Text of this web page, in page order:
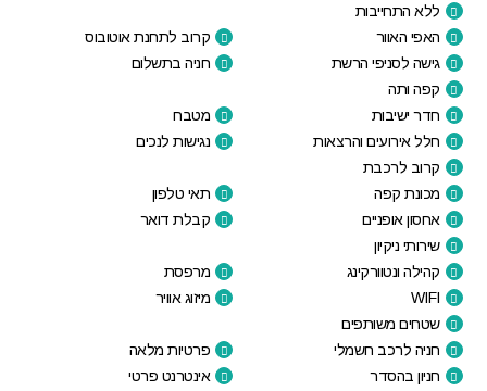
ללא התחייבות
האפי האוור
קרוב לתחנת אוטובוס
גישה לסניפי הרשת
חניה בתשלום
קפה ותה
חדר ישיבות
מטבח
חלל אירועים והרצאות
נגישות לנכים
קרוב לרכבת
מכונת קפה
תאי טלפון
אחסון אופניים
קבלת דואר
שירותי ניקיון
קהילה ונטוורקינג
מרפסת
WIFI
מיזוג אוויר
שטחים משותפים
חניה לרכב חשמלי
פרטיות מלאה
חניון בהסדר
אינטרנט פרטי